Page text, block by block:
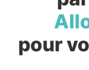
pour